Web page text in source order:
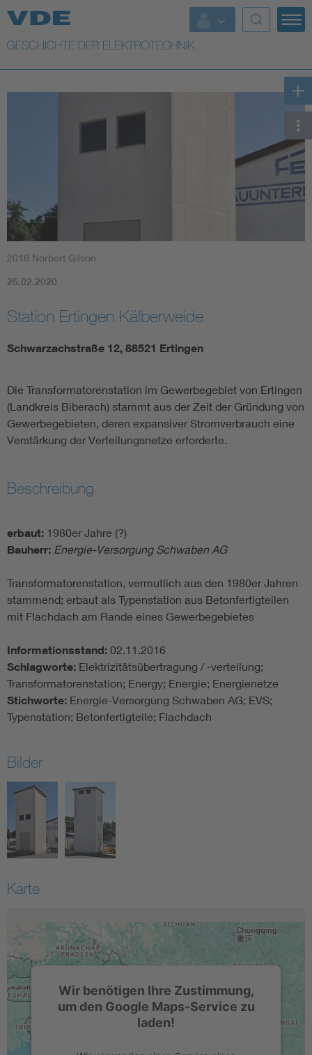
Top Themen
Weitere Themen
2016 Norbert Gilson
25.02.2020
Station Ertingen Kälberweide
Schwarzachstraße 12, 88521 Ertingen
Die Transformatorenstation im Gewerbegebiet von Ertingen
(Landkreis Biberach) stammt aus der Zeit der Gründung von
Gewerbegebieten, deren expansiver Stromverbrauch eine
Verstärkung der Verteilungsnetze erforderte.
Beschreibung
erbaut: 1980er Jahre (?)
Bauherr: Energie-Versorgung Schwaben AG
Transformatorenstation, vermutlich aus den 1980er Jahren
stammend; erbaut als Typenstation aus Betonfertigteilen
mit Flachdach am Rande eines Gewerbegebietes
Informationsstand: 02.11.2016
Schlagworte: Elektrizitätsübertragung / -verteilung;
Transformatorenstation; Energy; Energie; Energienetze
Stichworte: Energie-Versorgung Schwaben AG; EVS;
Typenstation; Betonfertigteile; Flachdach
Bilder
Karte
Wir benötigen Ihre Zustimmung,
um den Google Maps-Service zu
laden!